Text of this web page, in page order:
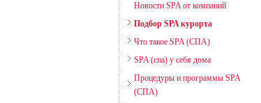
Новости SPA от компаний
Подбор SPA курорта
Что такое SPA (СПА)
SPA (спа) у себя дома
Процедуры и программы SPA
(СПА)